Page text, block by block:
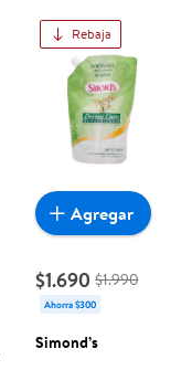
Rebaja
$1.690 $1.990
Ahorra $300
Simond’s
Agregar